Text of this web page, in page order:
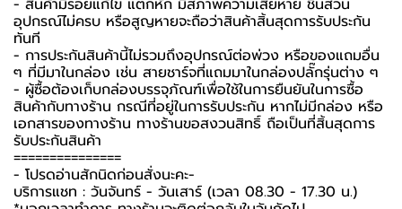
อุปกรณ์ไม่ครบ หรือสูญหายจะถือว่าสินค้าสิ้นสุดการรับประกัน
ทันที
- การประกันสินค้านี้ไม่รวมถึงอุปกรณ์ต่อพ่วง หรือของแถมอื่น
ๆ ที่มีมาในกล่อง เช่น สายชาร์จที่แถมมาในกล่องปลั๊กรุ่นต่าง ๆ
- ผู้ซื้อต้องเก็บกล่องบรรจุภัณฑ์เพื่อใช้ในการยืนยันในการซื้อ
สินค้ากับทางร้าน กรณีที่อยู่ในการรับประกัน หากไม่มีกล่อง หรือ
เอกสารของทางร้าน ทางร้านขอสงวนสิทธิ์ ถือเป็นที่สิ้นสุดการ
รับประกันสินค้า
===============
-️ โปรดอ่านสักนิดก่อนสั่งนะคะ-️
บริการแชท : วันจันทร์ - วันเสาร์ (เวลา 08.30 - 17.30 น.)